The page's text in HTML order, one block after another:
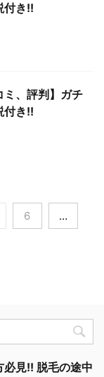
付き!!
ミ、評判】ガチ
付き!!
6 …
必見!! 脱毛の途中